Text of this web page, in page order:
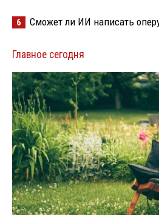
6 Сможет ли ИИ написать
Главное сегодня